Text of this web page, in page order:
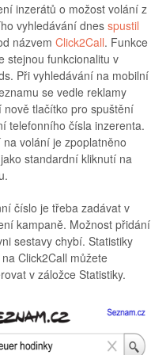
inzerátů o možost volání z
vyhledávání dnes spustil
názvem Click2Call. Funkce
stejnou funkcionalitu v
Při vyhledávání na mobilní
se vedle reklamy
nově tlačítko pro spuštění
telefonního čísla inzerenta.
na volání je zpoplatněno
standardní kliknutí na
číslo je třeba zadávat v
kampaně. Možnost přidání
sestavy chybí. Statistiky
Click2Call můžete
v záložce Statistiky.